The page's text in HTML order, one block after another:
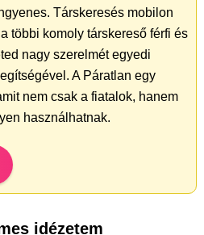
Társkeresés mobilon
többi komoly társkereső férfi és
nagy szerelmét egyedi
A Páratlan egy
nem csak a fiatalok, hanem
használhatnak.
idézetem